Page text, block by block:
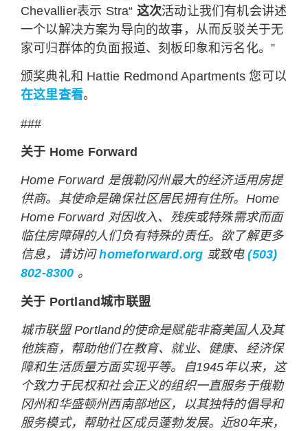
Chevallier表示 Stra“ 这次活动让我们有机会讲述
一个以解决方案为导向的故事，从而反驳关于无
家可归群体的负面报道、刻板印象和污名化。”
颁奖典礼和 Hattie Redmond Apartments 您可以
在这里查看。
###
关于 Home Forward
Home Forward 是俄勒冈州最大的经济适用房提
供商。其使命是确保社区居民拥有住所。Home
Home Forward 对因收入、残疾或特殊需求而面
临住房障碍的人们负有特殊的责任。欲了解更多
信息，请访问homeforward.org 或致电(503)
802-8300 。
关于 Portland城市联盟
城市联盟 Portland的使命是赋能非裔美国人及其
他族裔，帮助他们在教育、就业、健康、经济保
障和生活质量方面实现平等。自1945年以来，这
个致力于民权和社会正义的组织一直服务于俄勒
冈州和华盛顿州西南部地区，以其独特的倡导和
服务模式，帮助社区成员蓬勃发展。近80年来，